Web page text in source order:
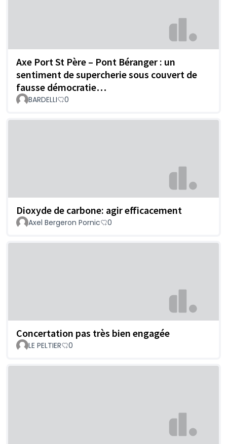
Axe Port St Père – Pont Béranger : un
sentiment de supercherie sous couvert de
fausse démocratie…
BARDELLI 0
Dioxyde de carbone: agir efficacement
Axel Bergeron Pornic 0
Concertation pas très bien engagée
LE PELTIER 0